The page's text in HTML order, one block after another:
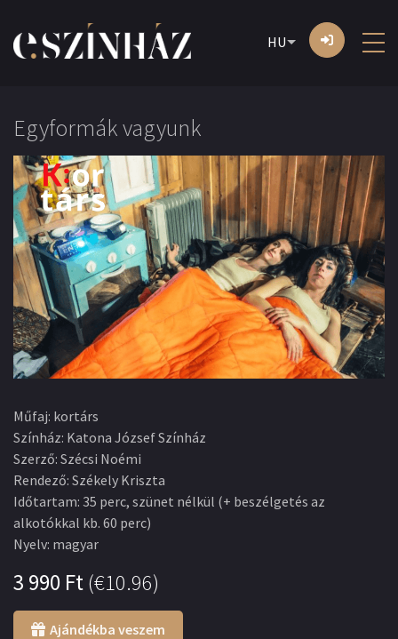
HU
Egyformák vagyunk
Műfaj: kortárs
Színház: Katona József Színház
Szerző: Szécsi Noémi
Rendező: Székely Kriszta
Időtartam: 35 perc, szünet nélkül (+ beszélgetés az
alkotókkal kb. 60 perc)
Nyelv: magyar
3 990 Ft(€10.96)
Ajándékba veszem